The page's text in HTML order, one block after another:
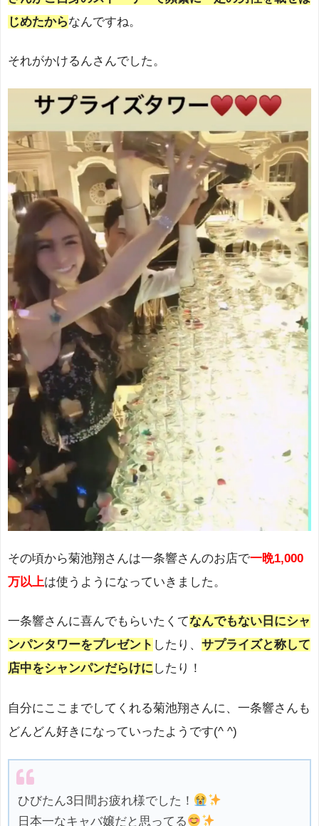
じめたからなんですね。
それがかけるんさんでした。
その頃から菊池翔さんは一条響さんのお店で一晩1,000
万以上は使うようになっていきました。
一条響さんに喜んでもらいたくてなんでもない日にシャ
ンパンタワーをプレゼント したり、 サプライズと称して
店中をシャンパンだらけに したり！
自分にここまでしてくれる菊池翔さんに、一条響さんも
どんどん好きになっていったようです(^ ^)
ひびたん3日間お疲れ様でした！
日本一なキャバ嬢だと思ってる